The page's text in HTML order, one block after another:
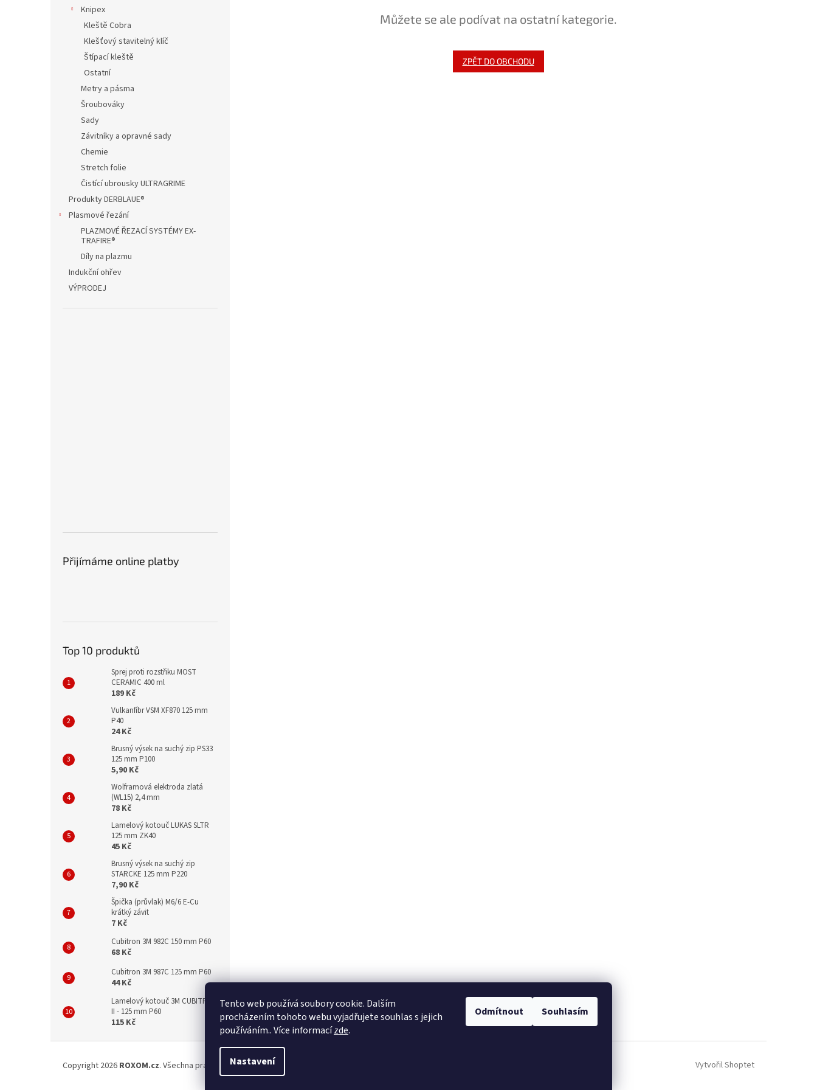
Tento web používá soubory cookie. Dalším
procházením tohoto webu vyjadřujete souhlas s jejich
používáním.. Více informacízde.
Nastavení
Odmítnout Souhlasím
Knipex
Kleště Cobra
Klešťový stavitelný klíč
Štípací kleště
Ostatní
Metry a pásma
Šroubováky
Sady
Závitníky a opravné sady
Chemie
Stretch folie
Čistící ubrousky ULTRAGRIME
Produkty DERBLAUE®
Plasmové řezání
PLAZMOVÉ ŘEZACÍ SYSTÉMY EX-
TRAFIRE®
Díly na plazmu
Indukční ohřev
VÝPRODEJ
Přijímáme online platby
Top 10 produktů
Sprej proti rozstřiku MOST
CERAMIC 400 ml
189 Kč
Vulkanfíbr VSM XF870 125 mm
P40
24 Kč
Brusný výsek na suchý zip PS33
125 mm P100
5,90 Kč
Wolframová elektroda zlatá
(WL15) 2,4 mm
78 Kč
Lamelový kotouč LUKAS SLTR
125 mm ZK40
45 Kč
Brusný výsek na suchý zip
STARCKE 125 mm P220
7,90 Kč
Špička (průvlak) M6/6 E-Cu
krátký závit
7 Kč
Cubitron 3M 982C 150 mm P60
68 Kč
Cubitron 3M 987C 125 mm P60
44 Kč
Lamelový kotouč 3M CUBITRON
II - 125 mm P60
115 Kč
Můžete se ale podívat na ostatní kategorie.
ZPĚT DO OBCHODU
Vytvořil Shoptet
Copyright 2026 ROXOM.cz. Všechna práva vyhrazena.Upravit nastavení cookies